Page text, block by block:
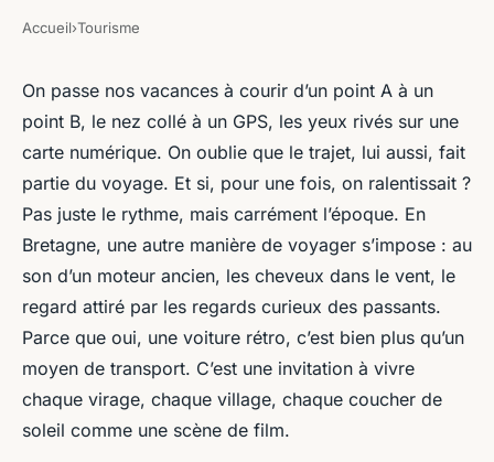
Vivez l'expérience de la
location de voiture rétro en
Bretagne
Éléanore• 26/04/2026 20:03•12 min de lecture
Accueil›Tourisme
On passe nos vacances à courir d’un point A à un
point B, le nez collé à un GPS, les yeux rivés sur une
carte numérique. On oublie que le trajet, lui aussi, fait
partie du voyage. Et si, pour une fois, on ralentissait ?
Pas juste le rythme, mais carrément l’époque. En
Bretagne, une autre manière de voyager s’impose : au
son d’un moteur ancien, les cheveux dans le vent, le
regard attiré par les regards curieux des passants.
Parce que oui, une voiture rétro, c’est bien plus qu’un
moyen de transport. C’est une invitation à vivre
chaque virage, chaque village, chaque coucher de
soleil comme une scène de film.